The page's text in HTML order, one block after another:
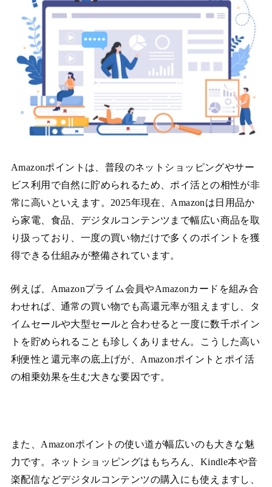
Amazonポイントは、普段のネットショッピングやサー
ビス利用で自然に貯められるため、ポイ活との相性が非
常に高いといえます。2025年現在、Amazonは日用品か
ら家電、食品、デジタルコンテンツまで幅広い商品を取
り扱っており、一度の買い物だけで多くのポイントを獲
得できる仕組みが整備されています。
例えば、Amazonプライム会員やAmazonカードを組み合
わせれば、通常の買い物でも高還元率が狙えますし、タ
イムセールや大型セールと合わせると一度に数千ポイン
トを貯められることも珍しくありません。こうした高い
利便性と還元率の底上げが、Amazonポイントとポイ活
の相乗効果を生む大きな要因です。
また、Amazonポイントの使い道が幅広いのも大きな魅
力です。ネットショッピングはもちろん、Kindle本や音
楽配信などデジタルコンテンツの購入にも使えますし、